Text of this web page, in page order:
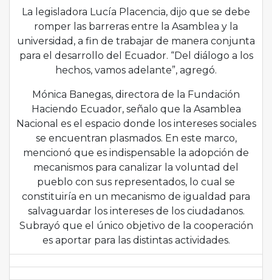
La legisladora Lucía Placencia, dijo que se debe
romper las barreras entre la Asamblea y la
universidad, a fin de trabajar de manera conjunta
para el desarrollo del Ecuador. “Del diálogo a los
hechos, vamos adelante”, agregó.
Mónica Banegas, directora de la Fundación
Haciendo Ecuador, señalo que la Asamblea
Nacional es el espacio donde los intereses sociales
se encuentran plasmados. En este marco,
mencionó que es indispensable la adopción de
mecanismos para canalizar la voluntad del
pueblo con sus representados, lo cual se
constituiría en un mecanismo de igualdad para
salvaguardar los intereses de los ciudadanos.
Subrayó que el único objetivo de la cooperación
es aportar para las distintas actividades.